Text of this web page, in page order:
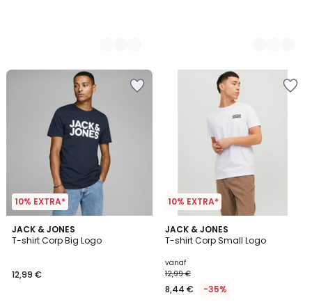
10% EXTRA*
JACK & JONES
T-shirt Corp Big Logo
12,99 €
4,8
/ 5
10% EXTRA*
JACK & JONES
T-shirt Corp Small Logo
vanaf
12,99 €
8,44 € -35%
4,9
/ 5
2
Kleuren